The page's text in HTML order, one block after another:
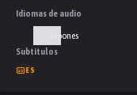
Idiomas de audio
Japones
Subtítulos
ES